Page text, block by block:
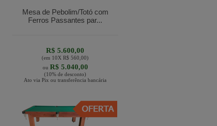
Mesa de Pebolim/Totó com
Ferros Passantes par...
R$ 5.600,00
(em 10XR$ 560,00)
ou R$ 5.040,00
(10% de desconto)
Ato via Pix ou transferência bancária